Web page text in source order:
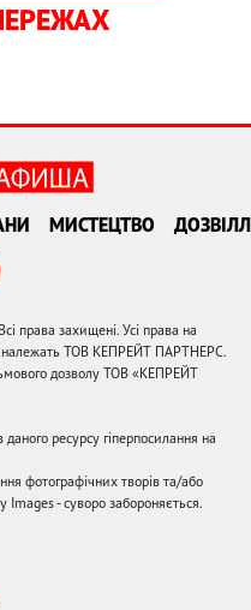
МИСТЕЦТВО
захищені. Усі права на
належать ТОВ КЕПРЕЙТ ПАРТНЕРС.
дозволу ТОВ «КЕПРЕЙТ
ресурсу гіперпосилання на
фотографічних творів та/або
Images - суворо забороняється.